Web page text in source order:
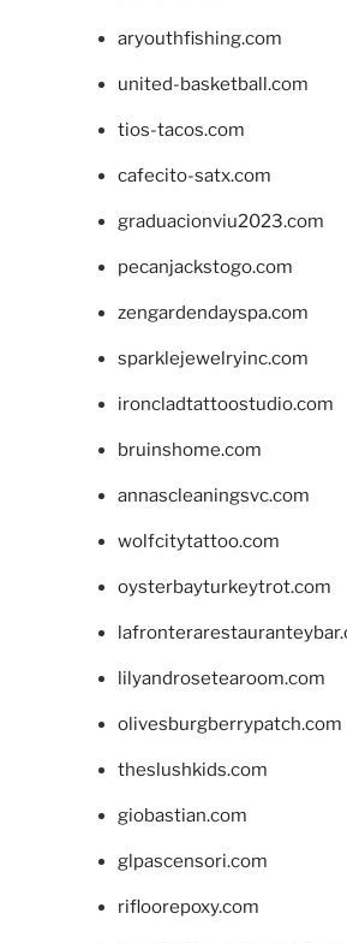
aryouthfishing.com
united-basketball.com
tios-tacos.com
cafecito-satx.com
graduacionviu2023.com
pecanjackstogo.com
zengardendayspa.com
sparklejewelryinc.com
ironcladtattoostudio.com
bruinshome.com
annascleaningsvc.com
wolfcitytattoo.com
oysterbayturkeytrot.com
lilyandrosetearoom.com
olivesburgberrypatch.com
theslushkids.com
giobastian.com
glpascensori.com
rifloorepoxy.com